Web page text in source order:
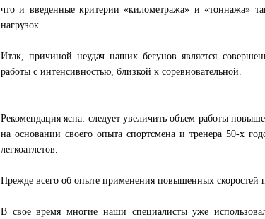
что и введенные критерии «километража» и «тоннажа»
нагрузок.
Итак, причиной неудач наших бегунов является
работы с интенсивностью, близкой к соревновательной.
Рекомендация ясна: следует увеличить объем работы
на основании своего опыта спортсмена и тренера 50-х
легкоатлетов.
Прежде всего об опыте применения повышенных скоростей
В свое время многие наши специалисты уже